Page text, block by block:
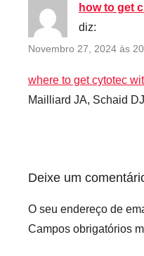
how to get
diz:
Novembro 27, 2024 às
where to get cytotec
Mailliard JA, Schaid DJ
Deixe um
O seu endereço de
Campos obrigatórios